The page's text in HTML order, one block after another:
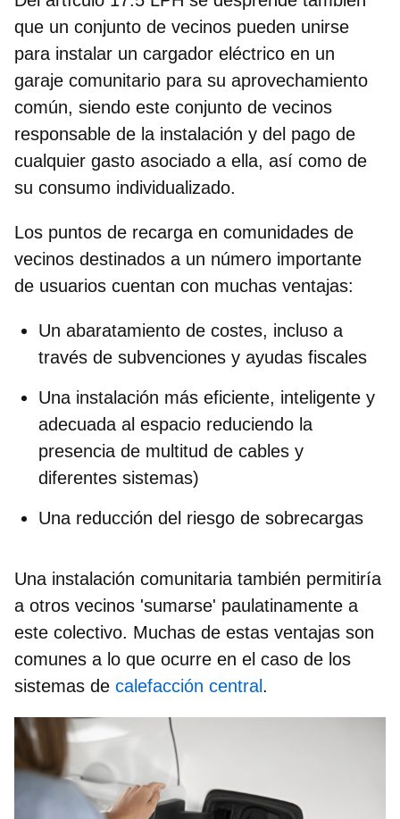
que un conjunto de vecinos pueden unirse
para instalar un cargador eléctrico en un
garaje comunitario para su aprovechamiento
común, siendo este conjunto de vecinos
responsable de la instalación y del pago de
cualquier gasto asociado a ella, así como de
su consumo individualizado.
Los puntos de recarga en comunidades de
vecinos destinados a un número importante
de usuarios cuentan con muchas ventajas:
Un abaratamiento de costes, incluso a
través de subvenciones y ayudas fiscales
Una instalación más eficiente, inteligente y
adecuada al espacio reduciendo la
presencia de multitud de cables y
diferentes sistemas)
Una reducción del riesgo de sobrecargas
Una instalación comunitaria también permitiría
a otros vecinos 'sumarse' paulatinamente a
este colectivo. Muchas de estas ventajas son
comunes a lo que ocurre en el caso de los
sistemas de calefacción central.